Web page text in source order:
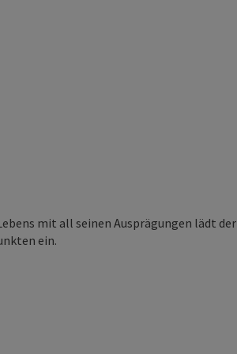
mit all seinen Ausprägungen lädt der
ein.